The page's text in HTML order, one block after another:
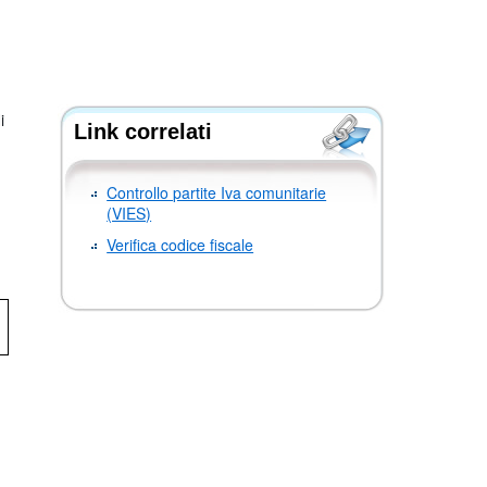
Link correlati
Controllo partite Iva comunitarie
(VIES)
Verifica codice fiscale